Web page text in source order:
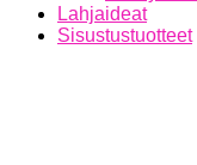
Lahjaideat
Sisustustuotteet